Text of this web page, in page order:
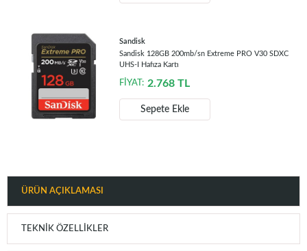
Sandisk
Sandisk 128GB 200mb/sn Extreme PRO V30 SDXC
UHS-I Hafıza Kartı
FİYAT: 2.768 TL
Sepete Ekle
ÜRÜN AÇIKLAMASI
TEKNIK ÖZELLIKLER